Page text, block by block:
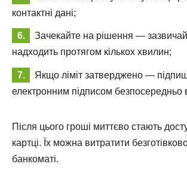
контактні дані;
Зачекайте на рішення —
надходить протягом кількох хвилин;
Якщо ліміт затверджено —
електронним підписом безпосередньо
Після цього гроші миттєво стають
картці. Їх можна витратити
банкоматі.